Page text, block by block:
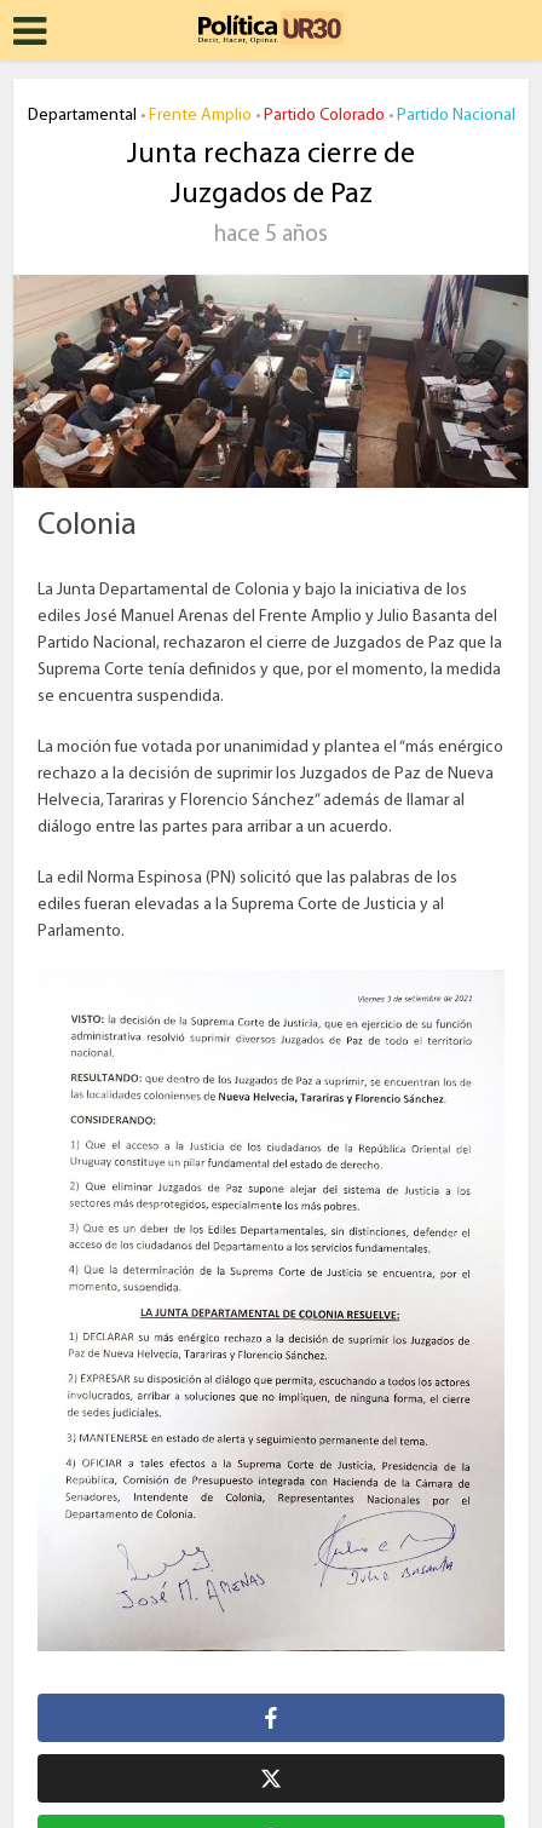
Departamental • Frente Amplio • Partido Colorado • Partido Nacional
Junta rechaza cierre de
Juzgados de Paz
hace 5 años
Colonia
La Junta Departamental de Colonia y bajo la iniciativa de los
ediles José Manuel Arenas del Frente Amplio y Julio Basanta del
Partido Nacional, rechazaron el cierre de Juzgados de Paz que la
Suprema Corte tenía definidos y que, por el momento, la medida
se encuentra suspendida.
La moción fue votada por unanimidad y plantea el “más enérgico
rechazo a la decisión de suprimir los Juzgados de Paz de Nueva
Helvecia, Tarariras y Florencio Sánchez” además de llamar al
diálogo entre las partes para arribar a un acuerdo.
La edil Norma Espinosa (PN) solicitó que las palabras de los
ediles fueran elevadas a la Suprema Corte de Justicia y al
Parlamento.